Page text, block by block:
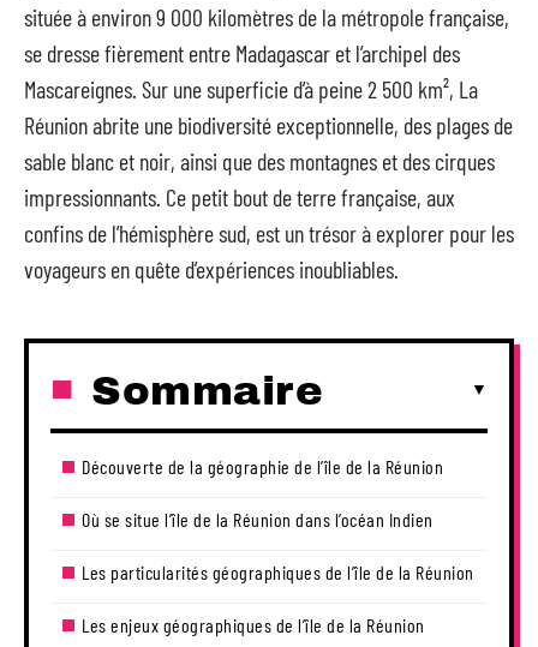
située à environ 9 000 kilomètres de la métropole française,
se dresse fièrement entre Madagascar et l’archipel des
Mascareignes. Sur une superficie d’à peine 2 500 km², La
Réunion abrite une biodiversité exceptionnelle, des plages de
sable blanc et noir, ainsi que des montagnes et des cirques
impressionnants. Ce petit bout de terre française, aux
confins de l’hémisphère sud, est un trésor à explorer pour les
voyageurs en quête d’expériences inoubliables.
Sommaire
Découverte de la géographie de l’île de la Réunion
Où se situe l’île de la Réunion dans l’océan Indien
Les particularités géographiques de l’île de la Réunion
Les enjeux géographiques de l’île de la Réunion